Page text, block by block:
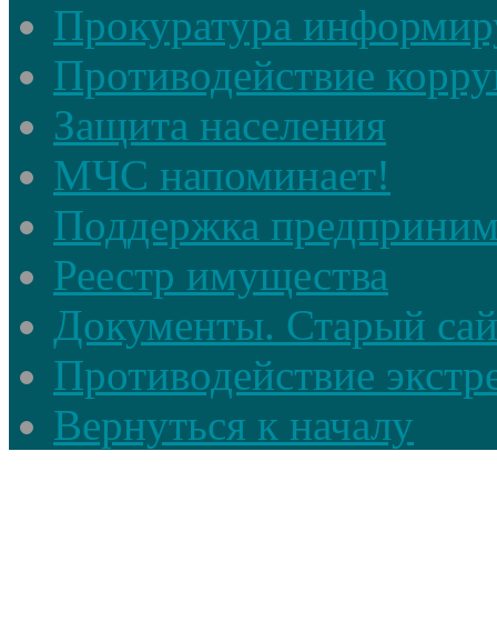
Прокуратура
Противодействие
Защита населения
МЧС напоминает!
Поддержка
Реестр имущества
Документы. Старый
Противодействие
Вернуться к началу